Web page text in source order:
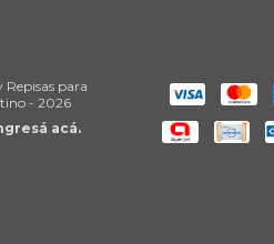
para
- 2026
acá.